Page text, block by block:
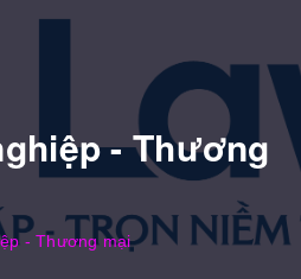
- Thương
- Thương mại